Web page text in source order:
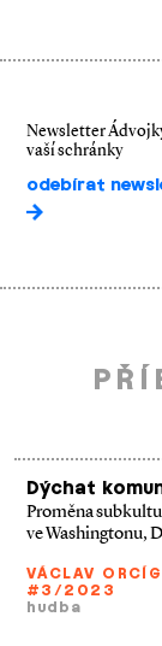
Newsletter
vaší schránky
odebírat
Dýchat
Proměna
ve Washingtonu,
VÁCLAV
#3/2023
hudba